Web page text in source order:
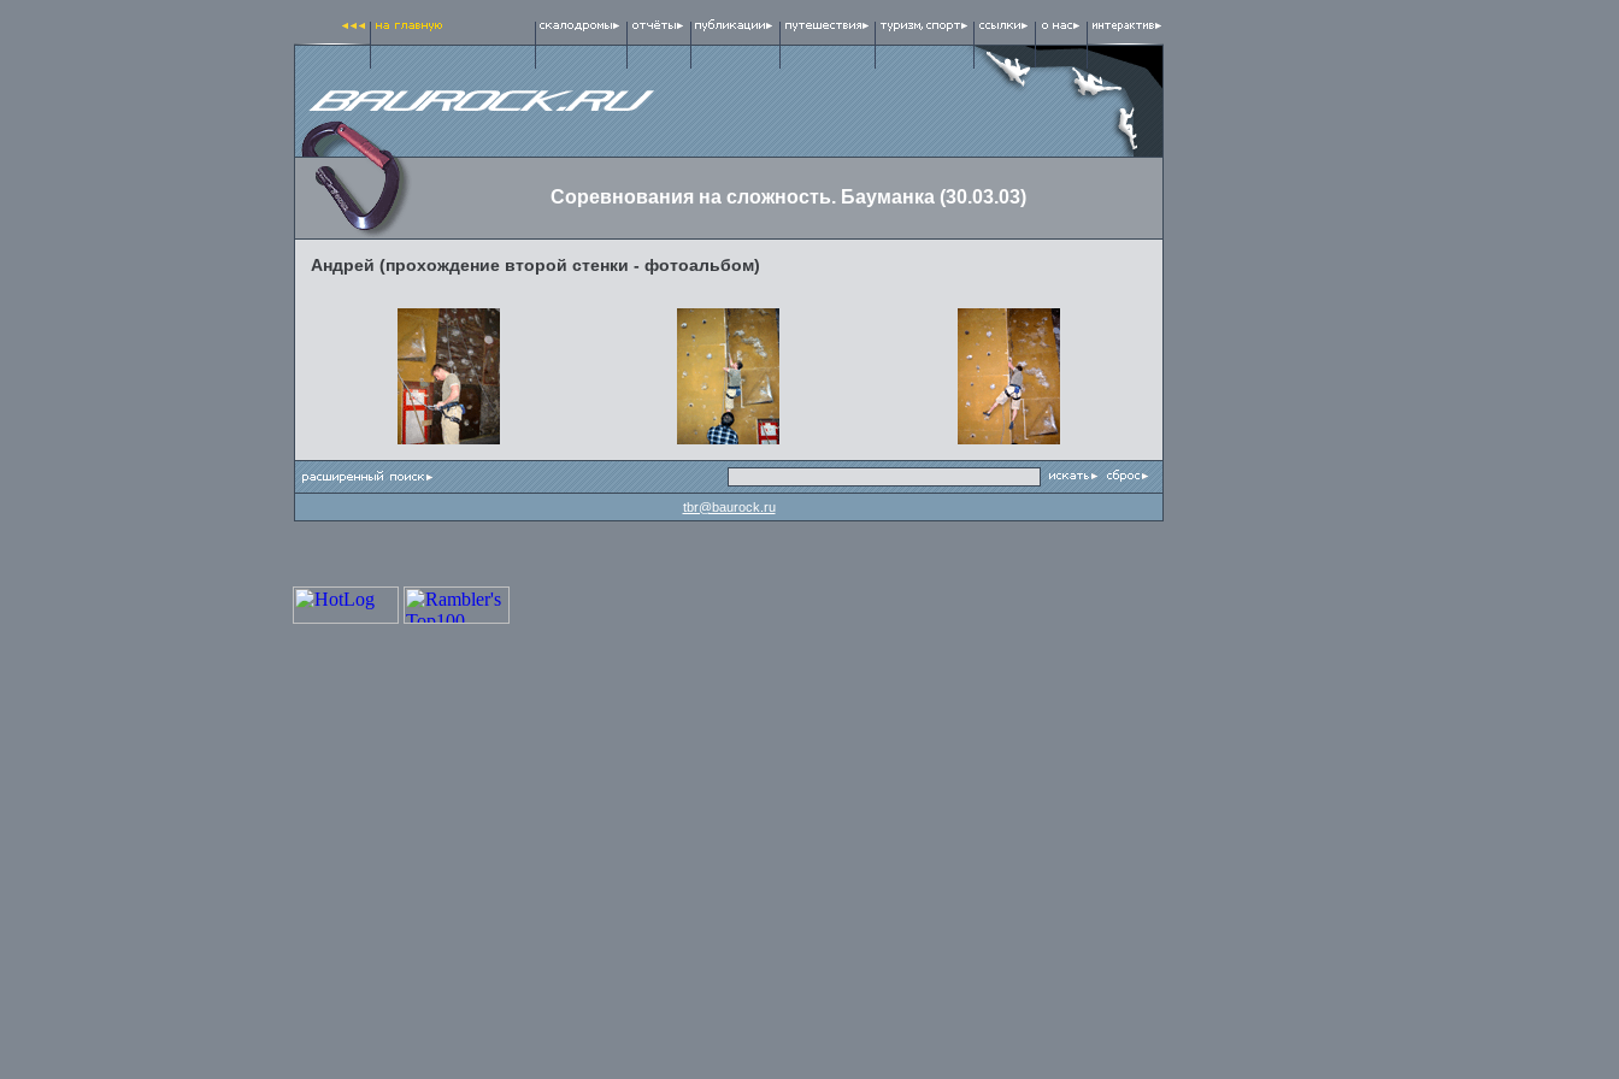
Соревнования на сложность. Бауманка (30.03.03)
Андрей (прохождение второй стенки - фотоальбом)
tbr@baurock.ru